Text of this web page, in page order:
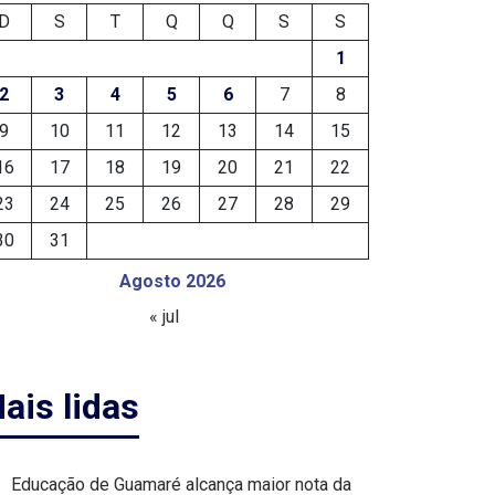
Agosto 2026
S T Q Q S
S
1
2
3 4 5 6 7
8
9
10 11 12 13 14
15
17 18 19 20 21
22
24 25 26 27 28
29
31
« jul
lidas
Educação de Guamaré alcança maior nota da